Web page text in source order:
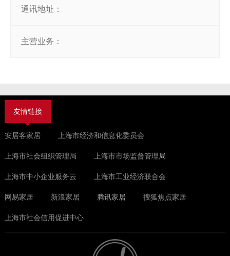
通讯地址：
主营业务：
友情链接
安居客家居 上海市经济和信息化委员会
上海市社会组织管理局 上海市市场监督管理局
上海市中小企业服务云 上海市工业经济联合会
网易家居 新浪家居 腾讯家居 搜狐焦点家居
上海市社会信用促进中心